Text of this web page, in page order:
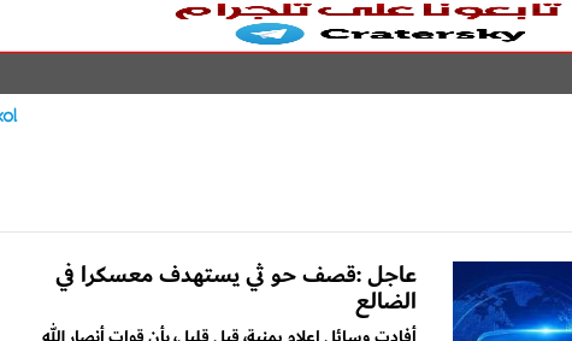
عاجل :قصف حو ثي يستهدف معسكرا في
الضالع